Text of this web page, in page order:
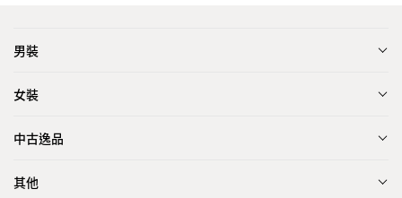
男裝
女裝
中古逸品
其他